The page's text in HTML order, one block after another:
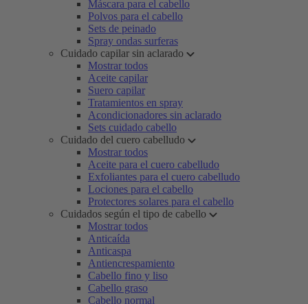
Máscara para el cabello
Polvos para el cabello
Sets de peinado
Spray ondas surferas
Cuidado capilar sin aclarado
Mostrar todos
Aceite capilar
Suero capilar
Tratamientos en spray
Acondicionadores sin aclarado
Sets cuidado cabello
Cuidado del cuero cabelludo
Mostrar todos
Aceite para el cuero cabelludo
Exfoliantes para el cuero cabelludo
Lociones para el cabello
Protectores solares para el cabello
Cuidados según el tipo de cabello
Mostrar todos
Anticaída
Anticaspa
Antiencrespamiento
Cabello fino y liso
Cabello graso
Cabello normal